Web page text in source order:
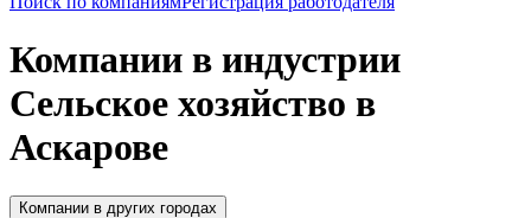
Компании в индустрии
Сельское хозяйство в
Аскарове
Компании в других городах